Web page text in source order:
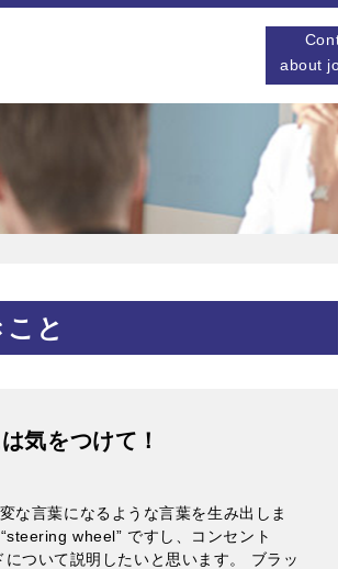
about
と
気をつけて！
な言葉になるような言葉を生み出しま
wheel” ですし、コンセント
ついて説明したいと思います。 ブラッ